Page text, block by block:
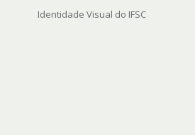
Identidade Visual do IFSC